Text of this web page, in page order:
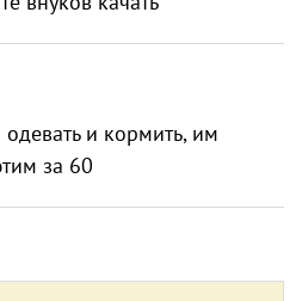
и кормить, им
за 60